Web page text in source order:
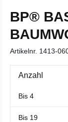
BP®
Artikelnr. 1413-
Anzahl
Bis 4
Bis 19